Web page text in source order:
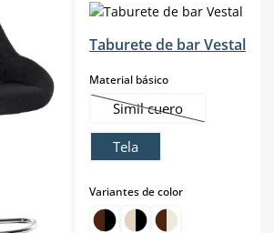
Taburete de bar Vestal
Material básicoselect
Simil cuero
(Esta opción no está
Tela
Variantes de colorselect